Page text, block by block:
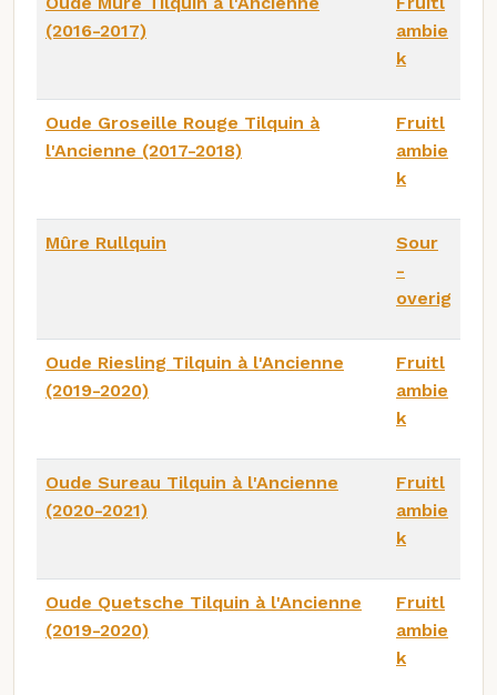
(2016-2017)
ambie
k
Oude Groseille Rouge Tilquin à
l'Ancienne (2017-2018)
Fruitl
ambie
k
Mûre Rullquin
Sour
-
overig
Oude Riesling Tilquin à l'Ancienne
(2019-2020)
Fruitl
ambie
k
Oude Sureau Tilquin à l'Ancienne
(2020-2021)
Fruitl
ambie
k
Oude Quetsche Tilquin à l'Ancienne
(2019-2020)
Fruitl
ambie
k